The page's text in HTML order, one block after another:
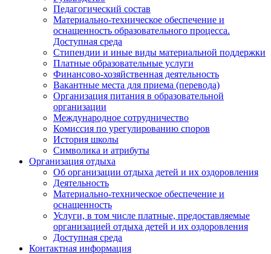
Педагогический состав
Материально-техническое обеспечение и
оснащенность образовательного процесса.
Доступная среда
Стипендии и иные виды материальной поддержки
Платные образовательные услуги
Финансово-хозяйственная деятельность
Вакантные места для приема (перевода)
Организация питания в образовательной
организации
Международное сотрудничество
Комиссия по урегулированию споров
История школы
Символика и атрибуты
Организация отдыха
Об организации отдыха детей и их оздоровления
Деятельность
Материально-техническое обеспечение и
оснащенность
Услуги, в том числе платные, предоставляемые
организацией отдыха детей и их оздоровления
Доступная среда
Контактная информация